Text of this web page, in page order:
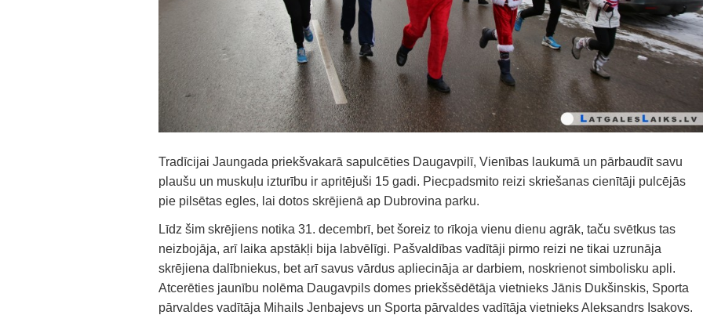
Tradīcijai Jaungada priekšvakarā sapulcēties Daugavpilī, Vienības laukumā un pārbaudīt savu
plaušu un muskuļu izturību ir apritējuši 15 gadi. Piecpadsmito reizi skriešanas cienītāji pulcējās
pie pilsētas egles, lai dotos skrējienā ap Dubrovina parku.
Līdz šim skrējiens notika 31. decembrī, bet šoreiz to rīkoja vienu dienu agrāk, taču svētkus tas
neizbojāja, arī laika apstākļi bija labvēlīgi. Pašvaldības vadītāji pirmo reizi ne tikai uzrunāja
skrējiena dalībniekus, bet arī savus vārdus apliecināja ar darbiem, noskrienot simbolisku apli.
Atcerēties jaunību nolēma Daugavpils domes priekšsēdētāja vietnieks Jānis Dukšinskis, Sporta
pārvaldes vadītāja Mihails Jenbajevs un Sporta pārvaldes vadītāja vietnieks Aleksandrs Isakovs.